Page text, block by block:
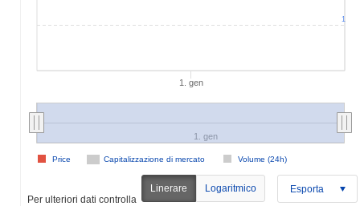
1. gen
Capitalizzazione di mercato Volume (24h)
Price
1. gen
1
Per ulteriori dati controlla
Linerare Logaritmico Esporta